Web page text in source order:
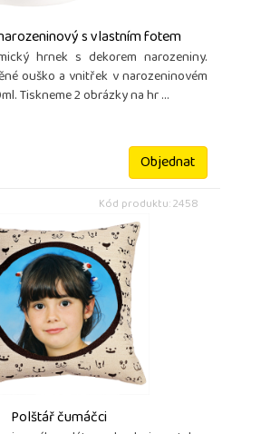
s vlastním fotem
hrnek s dekorem narozeniny.
ouško a vnitřek v narozeninovém
Tiskneme 2 obrázky na hr ...
Objednat
Kód produktu: 2458
Polštář čumáčci